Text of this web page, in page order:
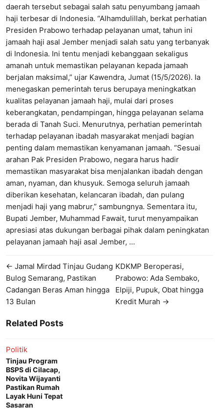
daerah tersebut sebagai salah satu penyumbang jamaah
haji terbesar di Indonesia. “Alhamdulillah, berkat perhatian
Presiden Prabowo terhadap pelayanan umat, tahun ini
jamaah haji asal Jember menjadi salah satu yang terbanyak
di Indonesia. Ini tentu menjadi kebanggaan sekaligus
amanah untuk memastikan pelayanan kepada jamaah
berjalan maksimal,” ujar Kawendra, Jumat (15/5/2026). Ia
menegaskan pemerintah terus berupaya meningkatkan
kualitas pelayanan jamaah haji, mulai dari proses
keberangkatan, pendampingan, hingga pelayanan selama
berada di Tanah Suci. Menurutnya, perhatian pemerintah
terhadap pelayanan ibadah masyarakat menjadi bagian
penting dalam memastikan kenyamanan jamaah. “Sesuai
arahan Pak Presiden Prabowo, negara harus hadir
memastikan masyarakat bisa menjalankan ibadah dengan
aman, nyaman, dan khusyuk. Semoga seluruh jamaah
diberikan kesehatan, kelancaran ibadah, dan pulang
menjadi haji yang mabrur,” sambungnya. Sementara itu,
Bupati Jember, Muhammad Fawait, turut menyampaikan
apresiasi atas dukungan berbagai pihak dalam peningkatan
pelayanan jamaah haji asal Jember, …
← Jamal Mirdad Tinjau Gudang
Bulog Semarang, Pastikan
Cadangan Beras Aman hingga
13 Bulan
KDKMP Beroperasi,
Prabowo: Ada Sembako,
Elpiji, Pupuk, Obat hingga
Kredit Murah →
Related Posts
Politik
Tinjau Program
BSPS di Cilacap,
Novita Wijayanti
Pastikan Rumah
Layak Huni Tepat
Sasaran